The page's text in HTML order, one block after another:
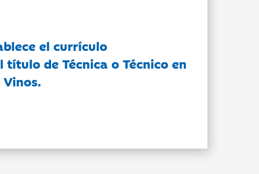
el currículo
de Técnica o Técnico en